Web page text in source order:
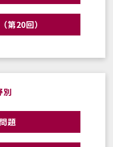
第20回）
別
題